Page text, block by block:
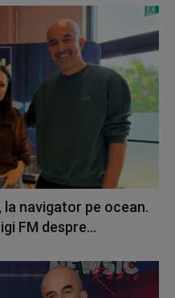
la navigator pe ocean.
FM despre...